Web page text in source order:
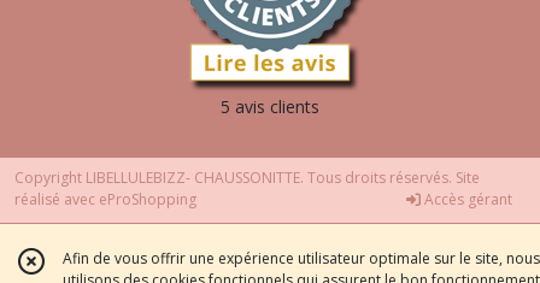
5 avis clients
Copyright LIBELLULEBIZZ- CHAUSSONITTE. Tous droits réservés. Site
réalisé avec eProShopping Accès gérant
Afin de vous offrir une expérience utilisateur optimale sur le site, nous